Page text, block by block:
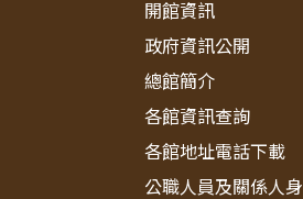
開館資訊
政府資訊公開
總館簡介
各館資訊查詢
各館地址電話下載
公職人員及關係人身